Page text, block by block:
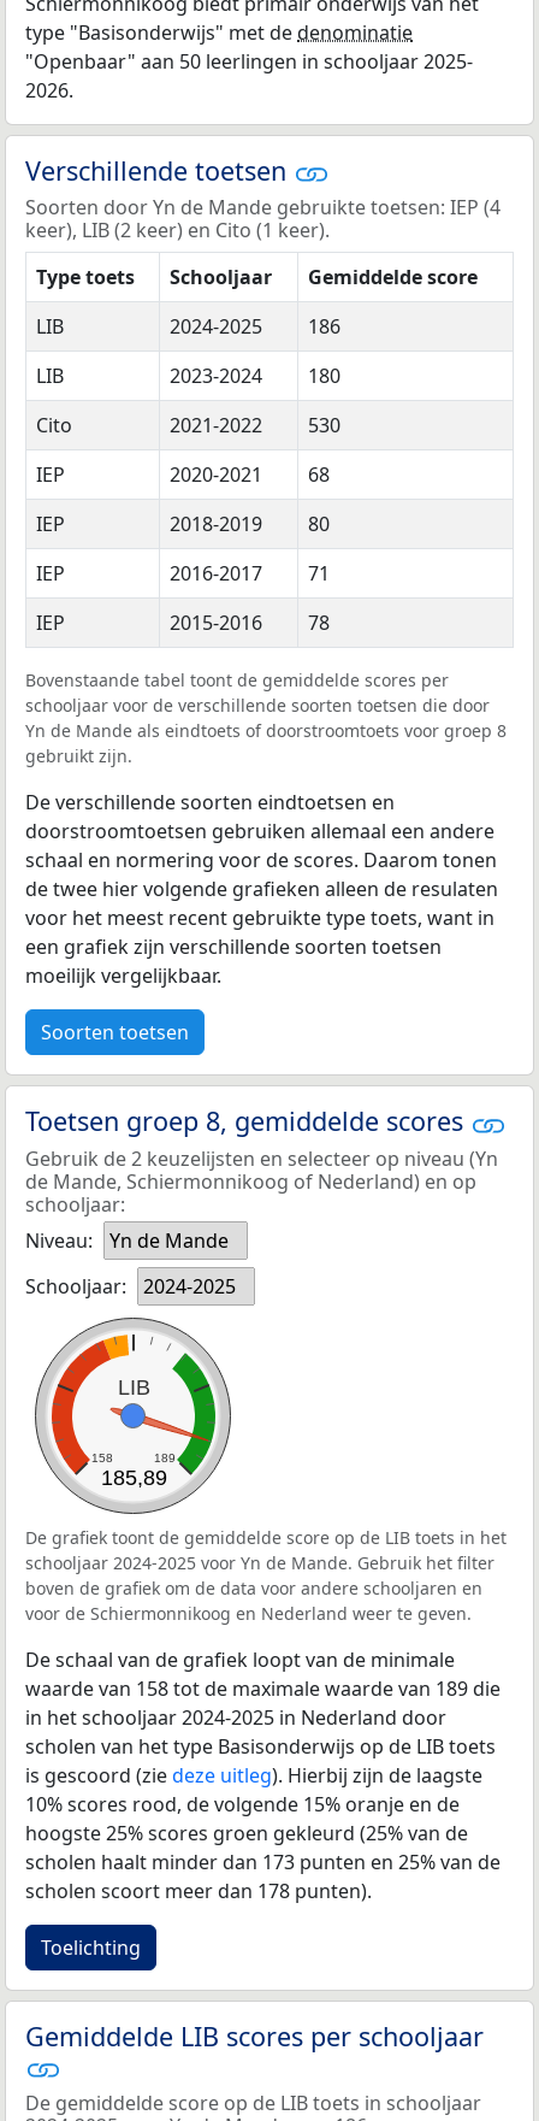
type "Basisonderwijs" met dedenominatie
"Openbaar" aan 50 leerlingen in schooljaar 2025-
2026.
Verschillende toetsen
Soorten door Yn de Mande gebruikte toetsen: IEP (4
keer), LIB (2 keer) en Cito (1 keer).
Type toets
Schooljaar
Gemiddelde score
LIB
2024-2025
186
LIB
2023-2024
180
Cito
2021-2022
530
IEP
2020-2021
68
IEP
2018-2019
80
IEP
2016-2017
71
IEP
2015-2016 78
Bovenstaande tabel toont de gemiddelde scores per
schooljaar voor de verschillende soorten toetsen die door
Yn de Mande als eindtoets of doorstroomtoets voor groep 8
gebruikt zijn.
De verschillende soorten eindtoetsen en
doorstroomtoetsen gebruiken allemaal een andere
schaal en normering voor de scores. Daarom tonen
de twee hier volgende grafieken alleen de resulaten
voor het meest recent gebruikte type toets, want in
een grafiek zijn verschillende soorten toetsen
moeilijk vergelijkbaar.
Soorten toetsen
Toetsen groep 8, gemiddelde scores
Gebruik de 2 keuzelijsten en selecteer op niveau (Yn
de Mande, Schiermonnikoog of Nederland) en op
schooljaar:
Niveau:
Yn de Mande
Schooljaar:
2024-2025
LIB
158 189
185,89
De grafiek toont de gemiddelde score op de LIB toets in het
schooljaar 2024-2025 voor Yn de Mande. Gebruik het filter
boven de grafiek om de data voor andere schooljaren en
voor de Schiermonnikoog en Nederland weer te geven.
De schaal van de grafiek loopt van de minimale
waarde van 158 tot de maximale waarde van 189 die
in het schooljaar 2024-2025 in Nederland door
scholen van het type Basisonderwijs op de LIB toets
is gescoord (ziedeze uitleg). Hierbij zijn de laagste
10% scores rood, de volgende 15% oranje en de
hoogste 25% scores groen gekleurd (25% van de
scholen haalt minder dan 173 punten en 25% van de
scholen scoort meer dan 178 punten).
Toelichting
Gemiddelde LIB scores per schooljaar
De gemiddelde score op de LIB toets in schooljaar